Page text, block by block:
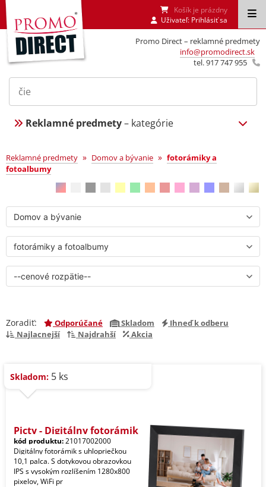
Promo Direct – reklamné predmety
info@promodirect.sk
tel. 917 747 955
Košík je prázdny
Uživateľ: Prihlásiť sa
Reklamné predmety– kategórie
fotorámiky a fotoalbumy
Reklamné predmety » Domov a bývanie » fotorámiky a
fotoalbumy
Zoradiť: Odporúčané Skladom
Ihneď k odberu
Najlacnejší
Najdrahší Akcia
Skladom: 5 ks
Picty - Digitálny fotorámik
kód produktu:21017002000
Digitálny fotorámik s uhlopriečkou
10,1 palca. S dotykovou obrazovkou
IPS s vysokým rozlíšením 1280x800
pixelov, WiFi pr